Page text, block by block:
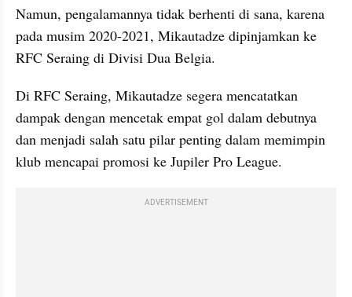
Namun, pengalamannya tidak berhenti di sana, karena
pada musim 2020-2021, Mikautadze dipinjamkan ke
RFC Seraing di Divisi Dua Belgia.
Di RFC Seraing, Mikautadze segera mencatatkan
dampak dengan mencetak empat gol dalam debutnya
dan menjadi salah satu pilar penting dalam memimpin
klub mencapai promosi ke Jupiler Pro League.
ADVERTISEMENT